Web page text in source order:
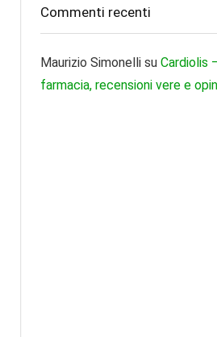
Commenti recenti
Maurizio Simonelli su Cardiolis
farmacia, recensioni vere e